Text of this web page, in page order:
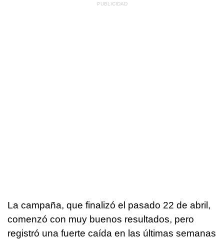
La campaña, que finalizó el pasado 22 de abril,
comenzó con muy buenos resultados, pero
registró una fuerte caída en las últimas semanas